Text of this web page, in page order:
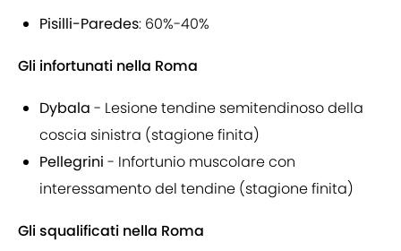
Pisilli-Paredes: 60%-40%
Gli infortunati nella Roma
Dybala - Lesione tendine semitendinoso della
coscia sinistra (stagione finita)
Pellegrini - Infortunio muscolare con
interessamento del tendine (stagione finita)
Gli squalificati nella Roma